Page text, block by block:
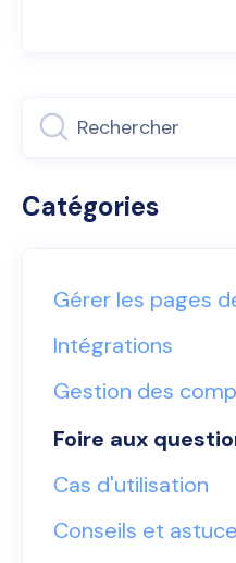
Catégories
Gérer les pages
Intégrations
Gestion des
Foire aux
Cas d'utilisation
Conseils et